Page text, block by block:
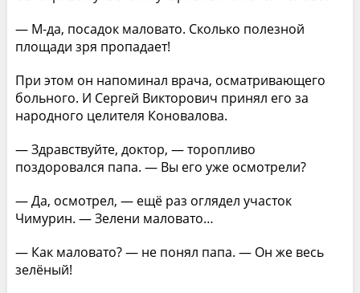
— М-да, посадок маловато. Сколько полезной
площади зря пропадает!
При этом он напоминал врача, осматривающего
больного. И Сергей Викторович принял его за
народного целителя Коновалова.
— Здравствуйте, доктор, — торопливо
поздоровался папа. — Вы его уже осмотрели?
— Да, осмотрел, — ещё раз оглядел участок
Чимурин. — Зелени маловато…
— Как маловато? — не понял папа. — Он же весь
зелёный!